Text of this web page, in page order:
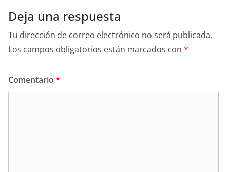
Deja una respuesta
Tu dirección de correo electrónico no será publicada.
Los campos obligatorios están marcados con *
Comentario *